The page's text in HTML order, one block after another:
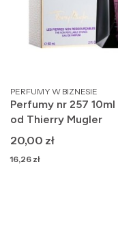
PRODUCENT
PERFUMY W BIZNESIE
Perfumy nr 257
od Thierry Mugler
Cena
20,00 zł
Cena
16,26 zł